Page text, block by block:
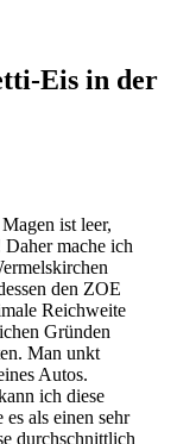
Eis in der
ist leer,
mache ich
den ZOE
Reichweite
Gründen
Man unkt
Autos.
ich diese
als einen sehr
durchschnittlich